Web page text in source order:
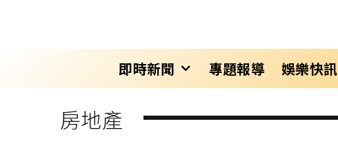
即時新聞 專題報導 娛樂快訊
房地產